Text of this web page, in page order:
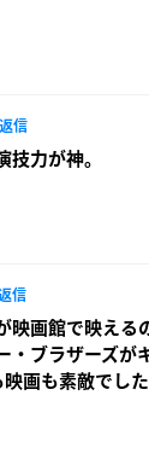
返信
技力が神。
信
画館で映える
・ブラザーズが
画も素敵でした